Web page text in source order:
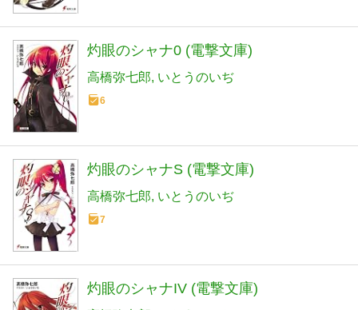
灼眼のシャナ0 (電撃文庫)
高橋弥七郎 いとうのいぢ
6
灼眼のシャナS (電撃文庫)
高橋弥七郎 いとうのいぢ
7
灼眼のシャナIV (電撃文庫)